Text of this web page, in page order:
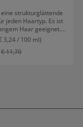
eine strukturglättende
jeden Haartyp. Es ist
Haar geeignet.
3,24 / 100 ml)
Regulärer Preis:
€ 11,70